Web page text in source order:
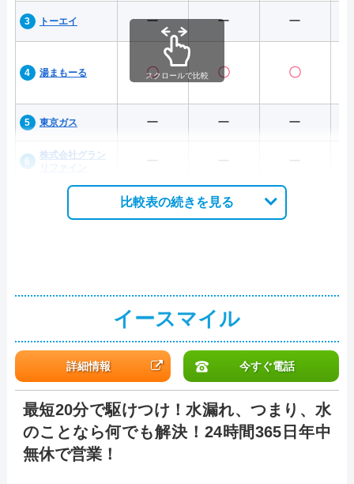
トーエイ ー ー ー
湯まもーる 〇 〇 〇
東京ガス ー ー ー
株式会社グラン
スクロールで比較
比較表の続きを見る
イースマイル
詳細情報 今すぐ電話
最短20分で駆けつけ！水漏れ、つまり、水
のことなら何でも解決！24時間365日年中
無休で営業！